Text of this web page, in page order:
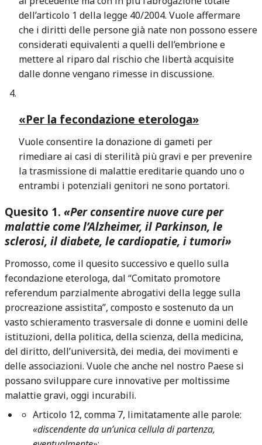
dell’articolo 1 della legge 40/2004. Vuole affermare
che i diritti delle persone già nate non possono essere
considerati equivalenti a quelli dell’embrione e
mettere al riparo dal rischio che libertà acquisite
dalle donne vengano rimesse in discussione.
«Per la fecondazione eterologa»
Vuole consentire la donazione di gameti per
rimediare ai casi di sterilità più gravi e per prevenire
la trasmissione di malattie ereditarie quando uno o
entrambi i potenziali genitori ne sono portatori.
Quesito 1. «Per consentire nuove cure per
malattie come l’Alzheimer, il Parkinson, le
sclerosi, il diabete, le cardiopatie, i tumori»
Promosso, come il quesito successivo e quello sulla
fecondazione eterologa, dal “Comitato promotore
referendum parzialmente abrogativi della legge sulla
procreazione assistita”, composto e sostenuto da un
vasto schieramento trasversale di donne e uomini delle
istituzioni, della politica, della scienza, della medicina,
del diritto, dell’università, dei media, dei movimenti e
delle associazioni. Vuole che anche nel nostro Paese si
possano sviluppare cure innovative per moltissime
malattie gravi, oggi incurabili.
Articolo 12, comma 7, limitatamente alle parole:
«discendente da un’unica cellula di partenza,